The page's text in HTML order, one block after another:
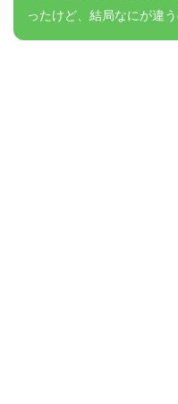
ったけど、結局なにが違う